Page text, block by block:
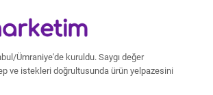
Ümraniye'de kuruldu. Saygı değer
ve istekleri doğrultusunda ürün yelpazesini